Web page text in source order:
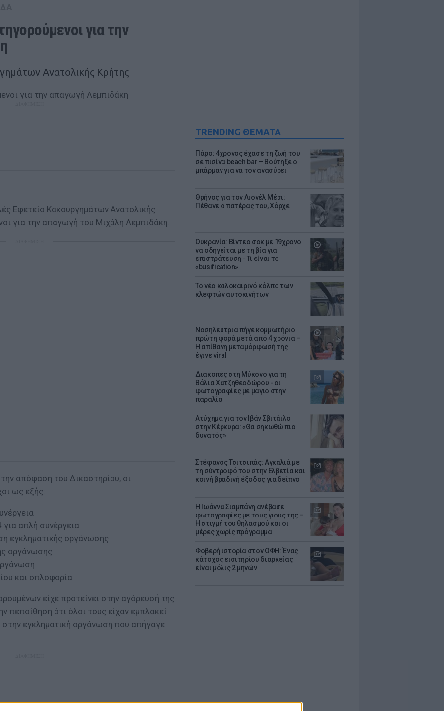
TRENDING ΘΕΜΑΤΑ
Πάρο: 4χρονος έχασε τη ζωή του
σε πισίνα beach bar – Βούτηξε ο
μπάρμαν για να τον ανασύρει
Θρήνος για τον Λιονέλ Μέσι:
Πέθανε ο πατέρας του, Χόρχε
Ουκρανία: Βίντεο σοκ με 19χρονο
να οδηγείται με τη βία για
επιστράτευση - Τι είναι το
«busification»
Το νέο καλοκαιρινό κόλπο των
κλεφτών αυτοκινήτων
Νοσηλεύτρια πήγε κομμωτήριο
πρώτη φορά μετά από 4 χρόνια –
Η απίθανη μεταμόρφωσή της
έγινε viral
Διακοπές στη Μύκονο για τη
Βάλια Χατζηθεοδώρου - οι
φωτογραφίες με μαγιό στην
παραλία
Ατύχημα για τον Ιβάν Σβιτάιλο
στην Κέρκυρα: «Θα σηκωθώ πιο
δυνατός»
Στέφανος Τσιτσιπάς: Αγκαλιά με
τη σύντροφό του στην Ελβετία και
κοινή βραδινή έξοδος για δείπνο
H Ιωάννα Σιαμπάνη ανέβασε
φωτογραφίες με τους γιους της –
Η στιγμή του θηλασμού και οι
μέρες χωρίς πρόγραμμα
Φοβερή ιστορία στον ΟΦΗ: Ένας
κάτοχος εισιτηρίου διαρκείας
είναι μόλις 2 μηνών
για την
Ανατολικής Κρήτης
Εφετείο Κακουργημάτων Ανατολικής
για την απαγωγή του Μιχάλη Λεμπιδάκη.
απόφαση του Δικαστηρίου, οι
ως εξής:
για απλή συνέργεια
εγκληματικής οργάνωσης
οργάνωσης
και οπλοφορία
είχε προτείνει στην αγόρευσή της
πεποίθηση ότι όλοι τους είχαν εμπλακεί
εγκληματική οργάνωση που απήγαγε